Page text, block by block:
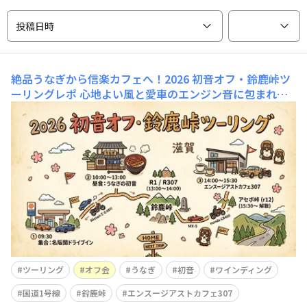
投稿日時
絶品うなぎから信楽カフェへ！2026 初音オフ・鈴鹿峠ツ
ーリングレポ ​心地よい風と愛車のエンジン音に包まれな
がら、仲間たちと駆け抜けた1日──。​今回は、三重・亀
山から滋賀・信楽へと至る「2026初音オフ・鈴鹿峠ツー
リング」の模様をお届けします。​関の「初音」で香ばしく
焼き上げられた極上の鰻に舌鼓を打ち、鈴鹿峠の心地よい
コーナーを抜けて辿り着いたのは、エンスージアス
ツーリング オフ会 うなぎ 初音
ワインディング
国道1号線
鈴鹿峠
エンスージアストカフェ307